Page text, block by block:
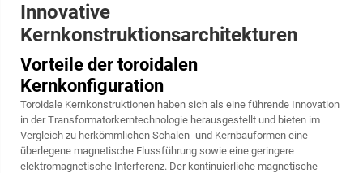
Innovative
Kernkonstruktionsarchitekturen
Vorteile der toroidalen
Kernkonfiguration
Toroidale Kernkonstruktionen haben sich als eine führende Innovation
in der Transformatorkerntechnologie herausgestellt und bieten im
Vergleich zu herkömmlichen Schalen- und Kernbauformen eine
überlegene magnetische Flussführung sowie eine geringere
elektromagnetische Interferenz. Der kontinuierliche magnetische